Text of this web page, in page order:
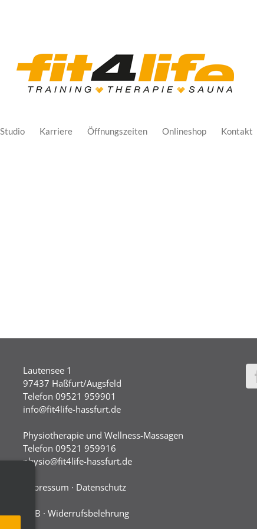
Studio Karriere Öffnungszeiten Onlineshop Kontakt
Lautensee 1
97437 Haßfurt/Augsfeld
Telefon 09521 959901
info@fit4life-hassfurt.de
Physiotherapie und Wellness-Massagen
Telefon 09521 959916
physio@fit4life-hassfurt.de
Impressum · Datenschutz
AGB ·Widerrufsbelehrung